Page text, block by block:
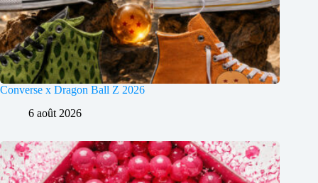
Converse x Dragon Ball Z 2026
6 août 2026